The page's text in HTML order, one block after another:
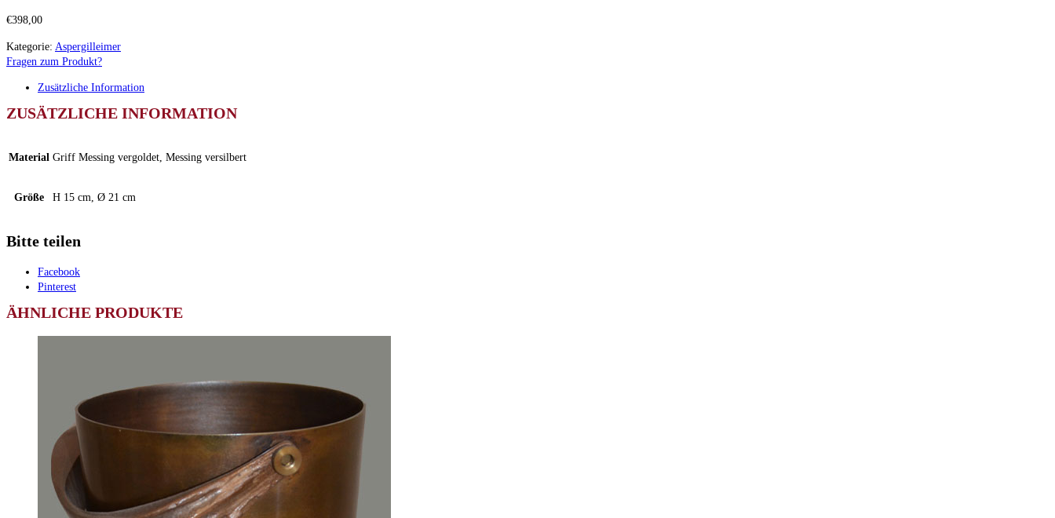
€398,00
Kategorie: Aspergilleimer
Fragen zum Produkt?
Zusätzliche Information
ZUSÄTZLICHE INFORMATION
Material Griff Messing vergoldet, Messing versilbert
Größe H 15 cm, Ø 21 cm
Bitte teilen
Facebook
Pinterest
ÄHNLICHE PRODUKTE